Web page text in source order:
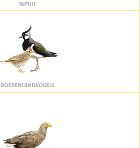
TAPUIT
BOERENLANDVOGELS